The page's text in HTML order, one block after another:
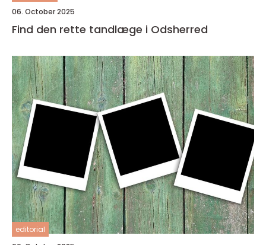
06. October 2025
Find den rette tandlæge i Odsherred
editorial